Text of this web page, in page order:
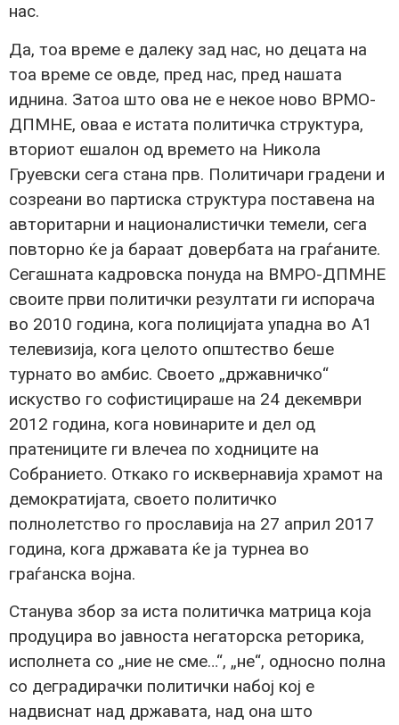
нас.
Да, тоа време е далеку зад нас, но децата на
тоа време се овде, пред нас, пред нашата
иднина. Затоа што ова не е некое ново ВРМО-
ДПМНЕ, оваа е истата политичка структура,
вториот ешалон од времето на Никола
Груевски сега стана прв. Политичари градени и
созреани во партиска структура поставена на
авторитарни и националистички темели, сега
повторно ќе ја бараат довербата на граѓаните.
Сегашната кадровска понуда на ВМРО-ДПМНЕ
своите први политички резултати ги испорача
во 2010 година, кога полицијата упадна во А1
телевизија, кога целото општество беше
турнато во амбис. Своето „државничко“
искуство го софистицираше на 24 декември
2012 година, кога новинарите и дел од
пратениците ги влечеа по ходниците на
Собранието. Откако го исквернавија храмот на
демократијата, своето политичко
полнолетство го прославија на 27 април 2017
година, кога државата ќе ја турнеа во
граѓанска војна.
Станува збор за иста политичка матрица која
продуцира во јавноста негаторска реторика,
исполнета со „ние не сме…“, „не“, односно полна
со деградирачки политички набој кој е
надвиснат над државата, над она што